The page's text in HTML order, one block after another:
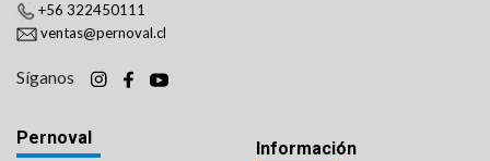
+56 322450111
ventas@pernoval.cl
Síganos
Pernoval
Información